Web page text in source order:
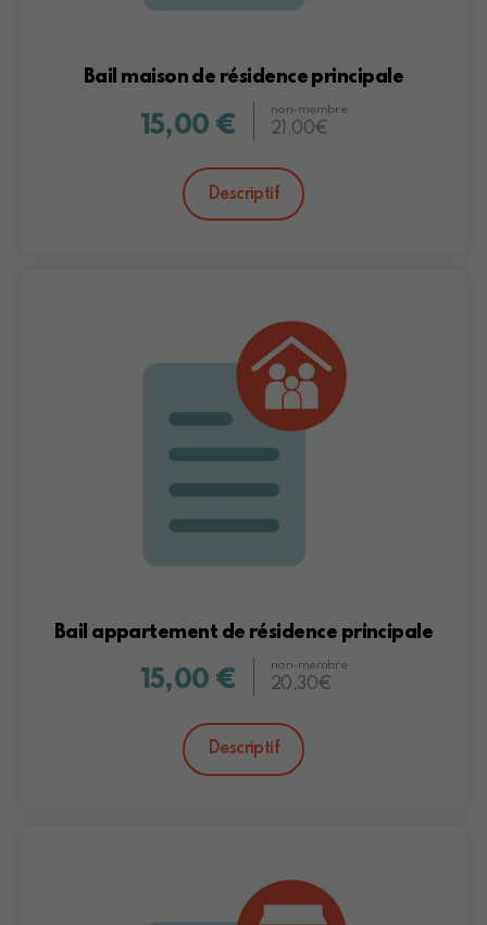
Bail maison de résidence principale
15,00 €
non-membre
21,00€
Descriptif
Bail appartement de résidence principale
15,00 €
non-membre
20,30€
Descriptif